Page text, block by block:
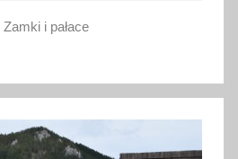
Zamki i pałace